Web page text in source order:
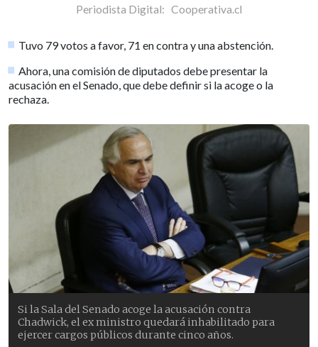
Periodista Digital: Cooperativa.cl
Tuvo 79 votos a favor, 71 en contra y una abstención.
Ahora, una comisión de diputados debe presentar la
acusación en el Senado, que debe definir si la acoge o la
rechaza.
Si la Sala del Senado acoge la acusación contra
Chadwick, el ex ministro quedará inhabilitado para
ejercer cargos públicos durante cinco años.